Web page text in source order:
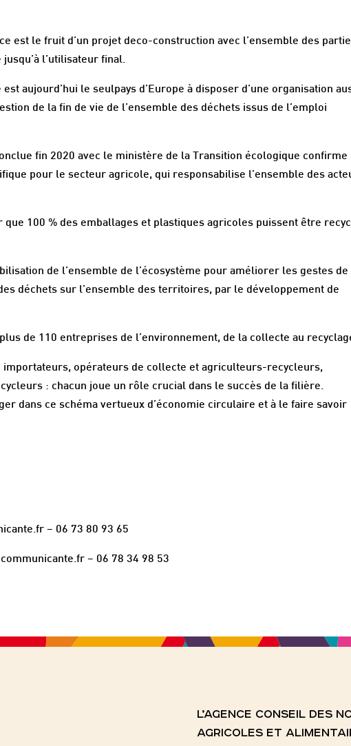
est le fruit d’un projet deco-construction avec l’ensemble des
l’utilisateur final.
aujourd’hui le seulpays d’Europe à disposer d’une organisation
de la fin de vie de l’ensemble des déchets issus de l’emploi
fin 2020 avec le ministère de la Transition écologique confirme
pour le secteur agricole, qui responsabilise l’ensemble des
que 100 % des emballages et plastiques agricoles puissent être
de l’ensemble de l’écosystème pour améliorer les gestes
déchets sur l’ensemble des territoires, par le développement de
de 110 entreprises de l’environnement, de la collecte au
importateurs, opérateurs de collecte et agriculteurs-recycleurs,
: chacun joue un rôle crucial dans le succès de la filière.
dans ce schéma vertueux d’économie circulaire et à le faire savoir
– 06 73 80 93 65
– 06 78 34 98 53
L’AGENCE CONSEIL DES
AGRICOLES ET